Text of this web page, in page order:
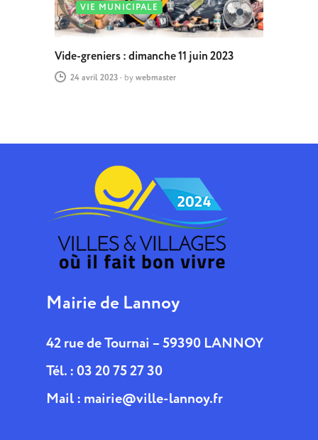
VIE MUNICIPALE
Vide-greniers : dimanche 11 juin 2023
24 avril 2023- by webmaster
Mairie de Lannoy
42 rue de Tournai – 59390 LANNOY
Tél. : 03 20 75 27 30
Mail : mairie@ville-lannoy.fr